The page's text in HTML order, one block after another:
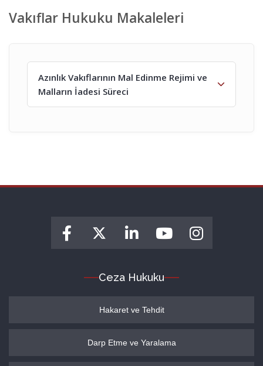
Vakıflar Hukuku Makaleleri
Azınlık Vakıflarının Mal Edinme Rejimi ve
Malların İadesi Süreci
Ceza Hukuku
Hakaret ve Tehdit
Darp Etme ve Yaralama